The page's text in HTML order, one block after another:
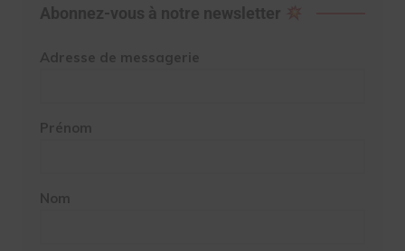
Abonnez-vous à notre newsletter
Adresse de messagerie
Prénom
Nom